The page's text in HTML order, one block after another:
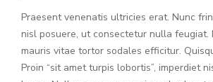
Praesent venenatis ultricies erat. Nunc
nisl posuere, ut consectetur nulla feugiat.
mauris vitae tortor sodales efficitur.
Proin “sit amet turpis lobortis”, imperdiet